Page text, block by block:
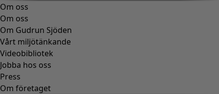
Om oss
Om oss
Om Gudrun Sjöden
Vårt miljötänkande
Videobibliotek
Jobba hos oss
Press
Om företaget